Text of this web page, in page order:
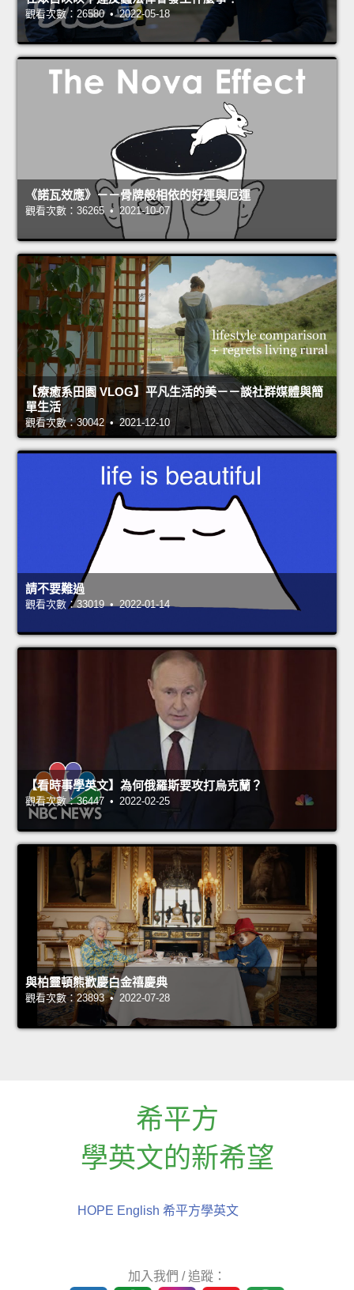
觀看次數：26580 • 2022-05-18
《諾瓦效應》－－骨牌般相依的好運與厄運
觀看次數：36265 • 2021-10-07
【療癒系田園 VLOG】平凡生活的美－－談社群媒體與簡
單生活
觀看次數：30042 • 2021-12-10
請不要難過
觀看次數：33019 • 2022-01-14
【看時事學英文】為何俄羅斯要攻打烏克蘭？
觀看次數：36447 • 2022-02-25
與柏靈頓熊歡慶白金禧慶典
觀看次數：23893 • 2022-07-28
希平方
學英文的新希望
HOPE English 希平方學英文
加入我們 / 追蹤：